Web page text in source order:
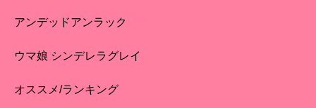
アンデッドアンラック
ウマ娘 シンデレラグレイ
オススメ/ランキング